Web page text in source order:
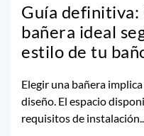
Guía definitiva:
bañera ideal
estilo de tu
Elegir una bañera
diseño. El espacio
requisitos de instalación...